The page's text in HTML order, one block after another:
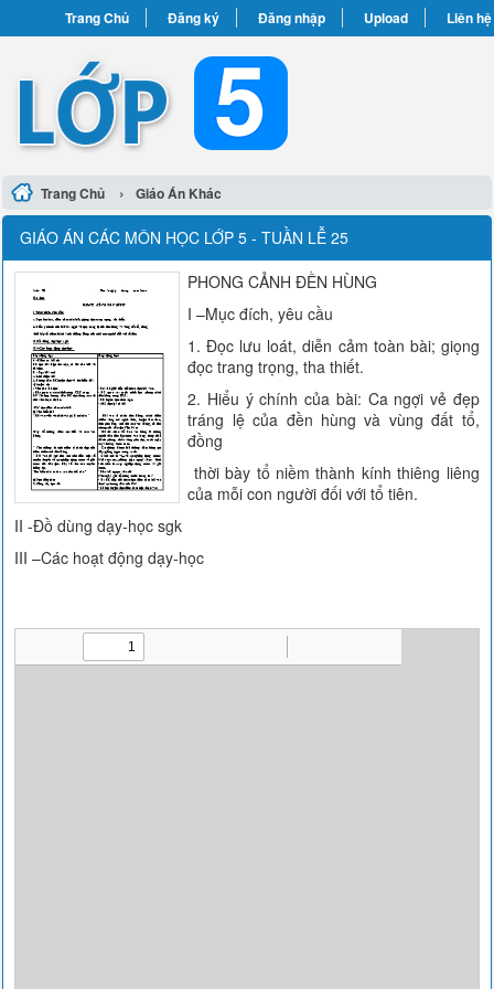
Trang Chủ Đăng ký Đăng nhập Upload Liên hệ
Trang Chủ › Giáo Án Khác
GIÁO ÁN CÁC MÔN HỌC LỚP 5 - TUẦN LỄ 25
PHONG CẢNH ĐỀN HÙNG
I –Mục đích, yêu cầu
1. Đọc lưu loát, diễn cảm toàn bài; giọng
đọc trang trọng, tha thiết.
2. Hiểu ý chính của bài: Ca ngợi vẻ đẹp
tráng lệ của đền hùng và vùng đất tổ,
đồng
thời bày tổ niềm thành kính thiêng liêng
của mỗi con người đối với tổ tiên.
II -Đồ dùng dạy-học sgk
III –Các hoạt động dạy-học